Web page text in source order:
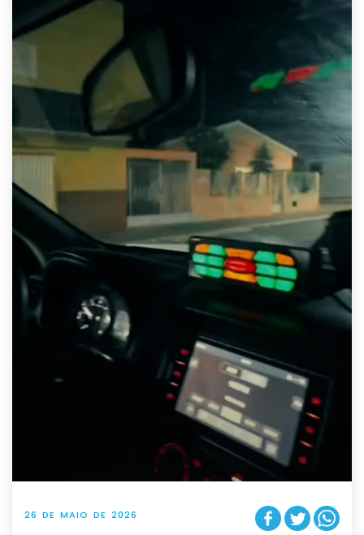
26 DE MAIO DE 2026